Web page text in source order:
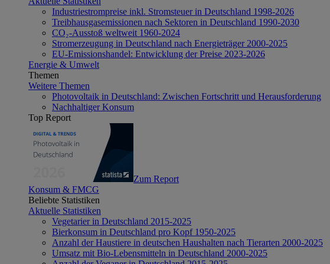
Industriestrompreise inkl. Stromsteuer in Deutschland 1998-2026
Treibhausgasemissionen nach Sektoren in Deutschland 1990-2030
CO₂-Ausstoß weltweit 1960-2024
Stromerzeugung in Deutschland nach Energieträger 2000-2025
EU-Emissionshandel: Entwicklung der Preise 2023-2026
Energie & Umwelt
Themen
Weitere Themen
Photovoltaik in Deutschland: Zwischen Fortschritt und Herausforderung
Nachhaltiger Konsum
Top Report
Zum Report
Konsum & FMCG
Beliebte Statistiken
Aktuelle Statistiken
Vegetarier in Deutschland 2015-2025
Bierkonsum in Deutschland pro Kopf 1950-2025
Anzahl der Haustiere in deutschen Haushalten nach Tierarten 2000-2025
Umsatz mit Bio-Lebensmitteln in Deutschland 2000-2025